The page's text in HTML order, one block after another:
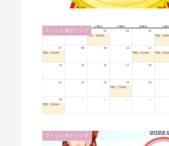
フィットボクシング
フィットボクシング